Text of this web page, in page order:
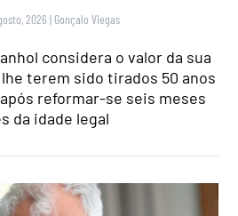
2026 | Gonçalo Viegas
considera o valor da sua
terem sido tirados 50 anos
reformar-se seis meses
da idade legal